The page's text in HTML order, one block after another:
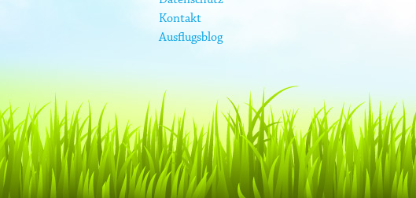
Kontakt
Ausflugsblog